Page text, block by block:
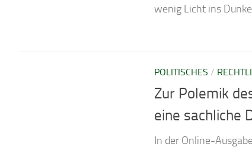
wenig Licht ins
POLITISCHES /
Zur Polemik
eine sachliche
In der Online-